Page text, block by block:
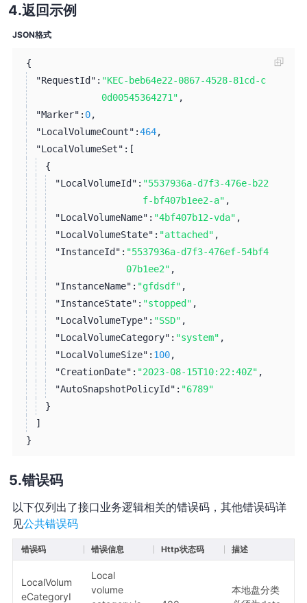
返回示例
JSON格式
{
"RequestId": "KEC-beb64e22-0867-4528-81cd-c
0d00545364271" ,
"Marker": 0,
"LocalVolumeCount":464,
"LocalVolumeSet": [
{
"LocalVolumeId": "5537936a-d7f3-476e-b22
f-bf407b1ee2-a" ,
"LocalVolumeName": "4bf407b12-vda" ,
"LocalVolumeState": "attached" ,
"InstanceId": "5537936a-d7f3-476ef-54bf4
07b1ee2" ,
"InstanceName": "gfdsdf" ,
"InstanceState": "stopped" ,
"LocalVolumeType": "SSD" ,
"LocalVolumeCategory": "system" ,
"LocalVolumeSize": 100,
"CreationDate": "2023-08-15T10:22:40Z" ,
"AutoSnapshotPolicyId": "6789"
}
]
}
错误码
以下仅列出了接口业务逻辑相关的错误码，其他错误码详
见公共错误码
错误码 错误信息 Http状态码 描述
LocalVolum
eCategoryI
Local
volume
本地盘分类